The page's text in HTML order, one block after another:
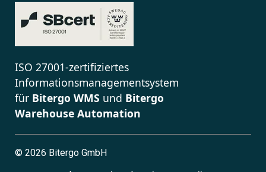
ISO 27001-zertifiziertes
Informationsmanagementsystem
für Bitergo WMS und Bitergo
Warehouse Automation
© 2026 Bitergo GmbH